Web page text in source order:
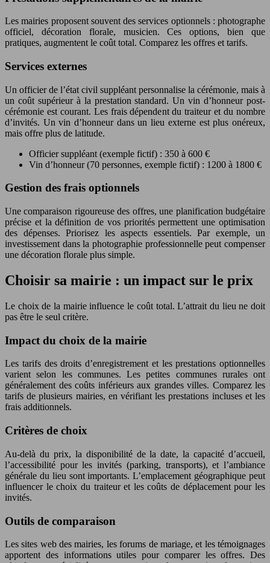
Les mairies proposent souvent des services optionnels : photographe
officiel, décoration florale, musicien. Ces options, bien que
pratiques, augmentent le coût total. Comparez les offres et tarifs.
Services externes
Un officier de l’état civil suppléant personnalise la cérémonie, mais à
un coût supérieur à la prestation standard. Un vin d’honneur post-
cérémonie est courant. Les frais dépendent du traiteur et du nombre
d’invités. Un vin d’honneur dans un lieu externe est plus onéreux,
mais offre plus de latitude.
Officier suppléant (exemple fictif) : 350 à 600 €
Vin d’honneur (70 personnes, exemple fictif) : 1200 à 1800 €
Gestion des frais optionnels
Une comparaison rigoureuse des offres, une planification budgétaire
précise et la définition de vos priorités permettent une optimisation
des dépenses. Priorisez les aspects essentiels. Par exemple, un
investissement dans la photographie professionnelle peut compenser
une décoration florale plus simple.
Choisir sa mairie : un impact sur le prix
Le choix de la mairie influence le coût total. L’attrait du lieu ne doit
pas être le seul critère.
Impact du choix de la mairie
Les tarifs des droits d’enregistrement et les prestations optionnelles
varient selon les communes. Les petites communes rurales ont
généralement des coûts inférieurs aux grandes villes. Comparez les
tarifs de plusieurs mairies, en vérifiant les prestations incluses et les
frais additionnels.
Critères de choix
Au-delà du prix, la disponibilité de la date, la capacité d’accueil,
l’accessibilité pour les invités (parking, transports), et l’ambiance
générale du lieu sont importants. L’emplacement géographique peut
influencer le choix du traiteur et les coûts de déplacement pour les
invités.
Outils de comparaison
Les sites web des mairies, les forums de mariage, et les témoignages
apportent des informations utiles pour comparer les offres. Des